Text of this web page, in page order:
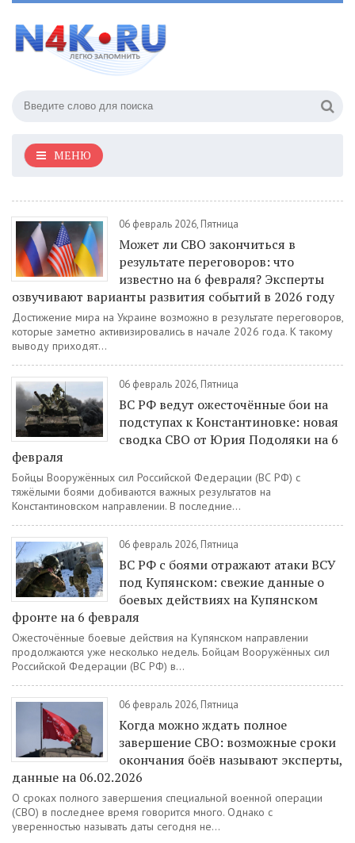
МЕНЮ
06 февраль 2026, Пятница
Может ли СВО закончиться в
результате переговоров: что
известно на 6 февраля? Эксперты
озвучивают варианты развития событий в 2026 году
Достижение мира на Украине возможно в результате переговоров,
которые заметно активизировались в начале 2026 года. К такому
выводу приходят...
06 февраль 2026, Пятница
ВС РФ ведут ожесточённые бои на
подступах к Константиновке: новая
сводка СВО от Юрия Подоляки на 6
февраля
Бойцы Вооружённых сил Российской Федерации (ВС РФ) с
тяжёлыми боями добиваются важных результатов на
Константиновском направлении. В последние...
06 февраль 2026, Пятница
ВС РФ с боями отражают атаки ВСУ
под Купянском: свежие данные о
боевых действиях на Купянском
фронте на 6 февраля
Ожесточённые боевые действия на Купянском направлении
продолжаются уже несколько недель. Бойцам Вооружённых сил
Российской Федерации (ВС РФ) в...
06 февраль 2026, Пятница
Когда можно ждать полное
завершение СВО: возможные сроки
окончания боёв называют эксперты,
данные на 06.02.2026
О сроках полного завершения специальной военной операции
(СВО) в последнее время говорится много. Однако с
уверенностью называть даты сегодня не...